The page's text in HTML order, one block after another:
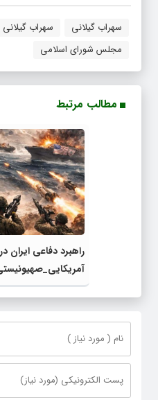
سهراب گیلانی
سهراب گیلانی
مجلس شورای اسلامی
مطالب مرتبط
راهبرد دفاعی ایران